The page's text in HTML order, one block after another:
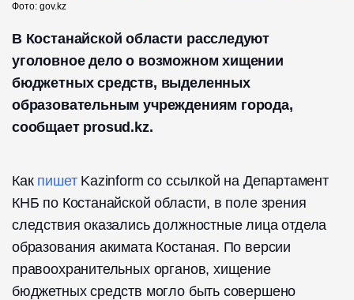
Фото: gov.kz
В Костанайской области расследуют
уголовное дело о возможном хищении
бюджетных средств, выделенных
образовательным учреждениям города,
сообщает prosud.kz.
Как пишетKazinform со ссылкой на Департамент
КНБ по Костанайской области, в поле зрения
следствия оказались должностные лица отдела
образования акимата Костаная. По версии
правоохранительных органов, хищение
бюджетных средств могло быть совершено